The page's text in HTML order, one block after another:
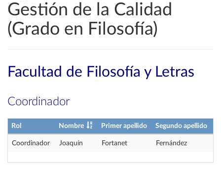
Gestión de la Calidad
(Grado en Filosofía)
Facultad de Filosofía y Letras
Coordinador
Rol Nombre Primer apellido Segundo apellido
Coordinador Joaquín Fortanet Fernández